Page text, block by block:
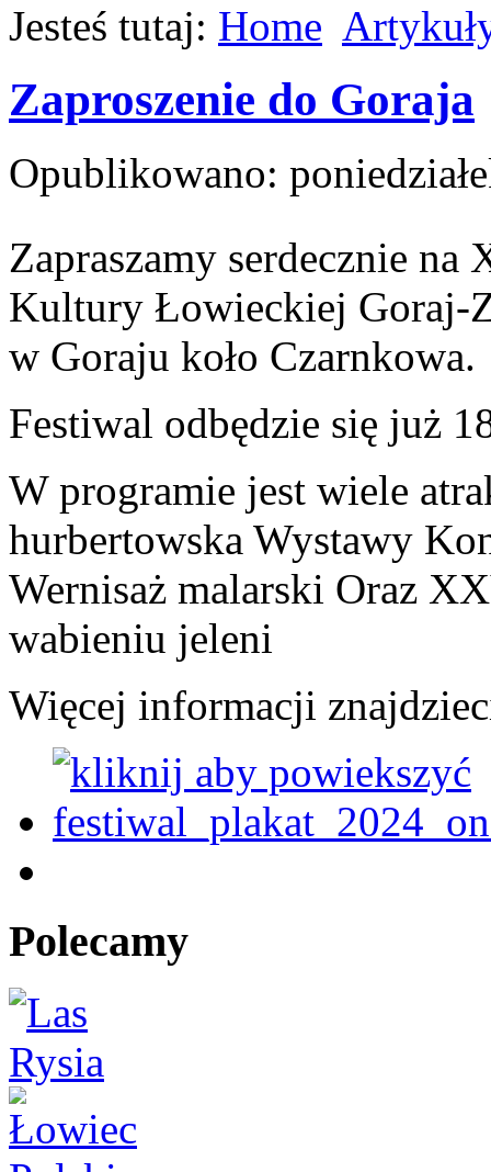
Jesteś tutaj: Home
Zaproszenie do Goraja
Opublikowano:
Zapraszamy serdecznie
Kultury Łowieckiej Goraj-
w Goraju koło Czarnkowa.
Festiwal odbędzie się już
W programie jest wiele
hurbertowska Wystawy
Wernisaż malarski Oraz
wabieniu jeleni
Więcej informacji
Polecamy